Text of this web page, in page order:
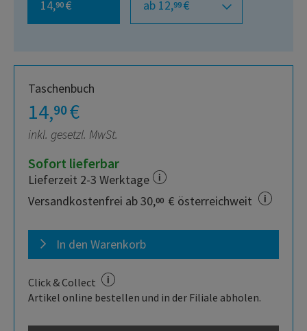
14,90 €
ab 12,99 €
Taschenbuch
14,90€
inkl. gesetzl. MwSt.
Sofort lieferbar
Lieferzeit 2-3 Werktage
Versandkostenfrei ab 30,00 € österreichweit
In den Warenkorb
Click & Collect
Artikel online bestellen und in der Filiale abholen.